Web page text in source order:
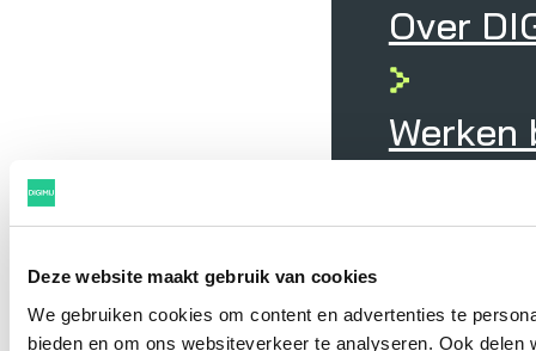
Deze website maakt gebruik van cookies
We gebruiken cookies om content en advertenties te
bieden en om ons websiteverkeer te analyseren. Ook
Over
Werken